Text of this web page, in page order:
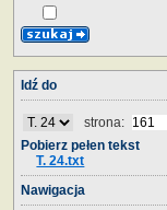
Idź do
strona:
Pobierz pełen tekst
T. 24.txt
Nawigacja